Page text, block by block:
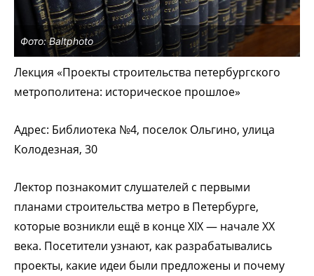
Фото: Baltphoto
Лекция «Проекты строительства петербургского
метрополитена: историческое прошлое»
Адрес: Библиотека №4, поселок Ольгино, улица
Колодезная, 30
Лектор познакомит слушателей с первыми
планами строительства метро в Петербурге,
которые возникли ещё в конце XIX — начале XX
века. Посетители узнают, как разрабатывались
проекты, какие идеи были предложены и почему